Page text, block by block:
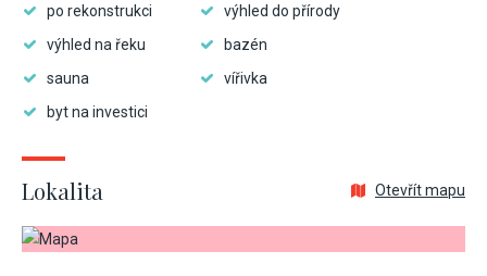
po rekonstrukci
výhled do přírody
výhled na řeku
bazén
sauna
vířivka
byt na investici
Lokalita Otevřít mapu